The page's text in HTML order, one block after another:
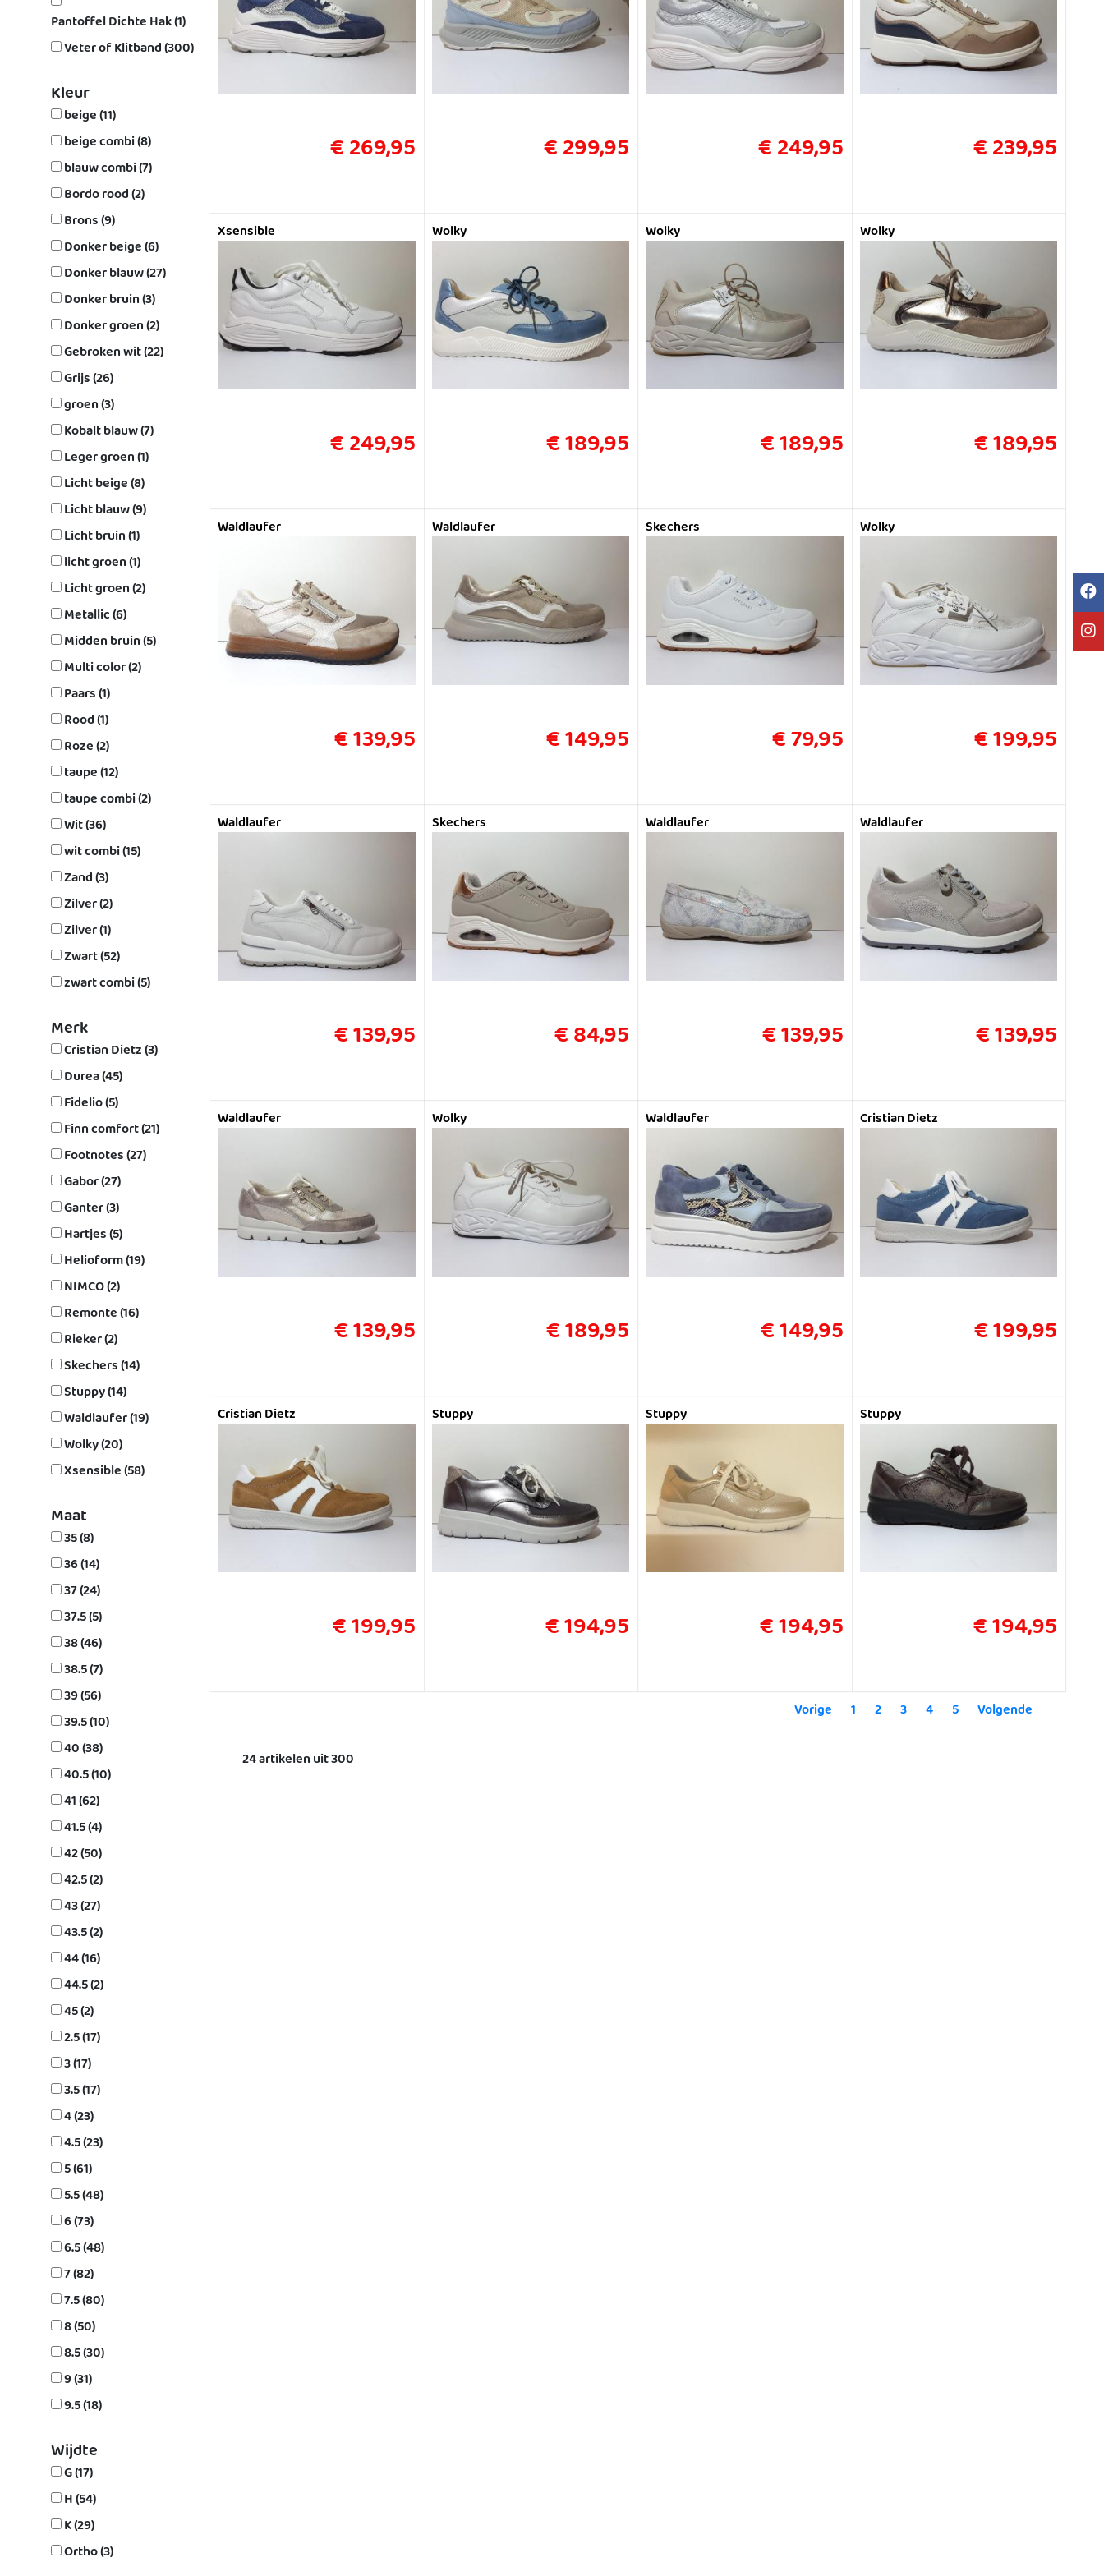
Pantoffel Dichte Hak (1)
Veter of Klitband (300)
Kleur
beige (11)
beige combi (8)
blauw combi (7)
Bordo rood (2)
Brons (9)
Donker beige (6)
Donker blauw (27)
Donker bruin (3)
Donker groen (2)
Gebroken wit (22)
Grijs (26)
groen (3)
Kobalt blauw (7)
Leger groen (1)
Licht beige (8)
Licht blauw (9)
Licht bruin (1)
licht groen (1)
Licht groen (2)
Metallic (6)
Midden bruin (5)
Multi color (2)
Paars (1)
Rood (1)
Roze (2)
taupe (12)
taupe combi (2)
Wit (36)
wit combi (15)
Zand (3)
Zilver (2)
Zilver (1)
Zwart (52)
zwart combi (5)
Merk
Cristian Dietz (3)
Durea (45)
Fidelio (5)
Finn comfort (21)
Footnotes (27)
Gabor (27)
Ganter (3)
Hartjes (5)
Helioform (19)
NIMCO (2)
Remonte (16)
Rieker (2)
Skechers (14)
Stuppy (14)
Waldlaufer (19)
Wolky (20)
Xsensible (58)
Maat
35 (8)
36 (14)
37 (24)
37.5 (5)
38 (46)
38.5 (7)
39 (56)
39.5 (10)
40 (38)
40.5 (10)
41 (62)
41.5 (4)
42 (50)
42.5 (2)
43 (27)
43.5 (2)
44 (16)
44.5 (2)
45 (2)
2.5 (17)
3 (17)
3.5 (17)
4 (23)
4.5 (23)
5 (61)
5.5 (48)
6 (73)
6.5 (48)
7 (82)
7.5 (80)
8 (50)
8.5 (30)
9 (31)
9.5 (18)
Wijdte
G (17)
H (54)
K (29)
Ortho (3)
€ 269,95 € 299,95 € 249,95 € 239,95
Xsensible
€ 249,95
Wolky
€ 189,95
Wolky
€ 189,95
Wolky
€ 189,95
Waldlaufer
€ 139,95
Waldlaufer
€ 149,95
Skechers
€ 79,95
Wolky
€ 199,95
Waldlaufer
€ 139,95
Skechers
€ 84,95
Waldlaufer
€ 139,95
Waldlaufer
€ 139,95
Waldlaufer
€ 139,95
Wolky
€ 189,95
Waldlaufer
€ 149,95
Cristian Dietz
€ 199,95
Cristian Dietz
€ 199,95
Stuppy
€ 194,95
Stuppy
€ 194,95
Stuppy
€ 194,95
Vorige 1 2 3 4 5 Volgende
24 artikelen uit 300